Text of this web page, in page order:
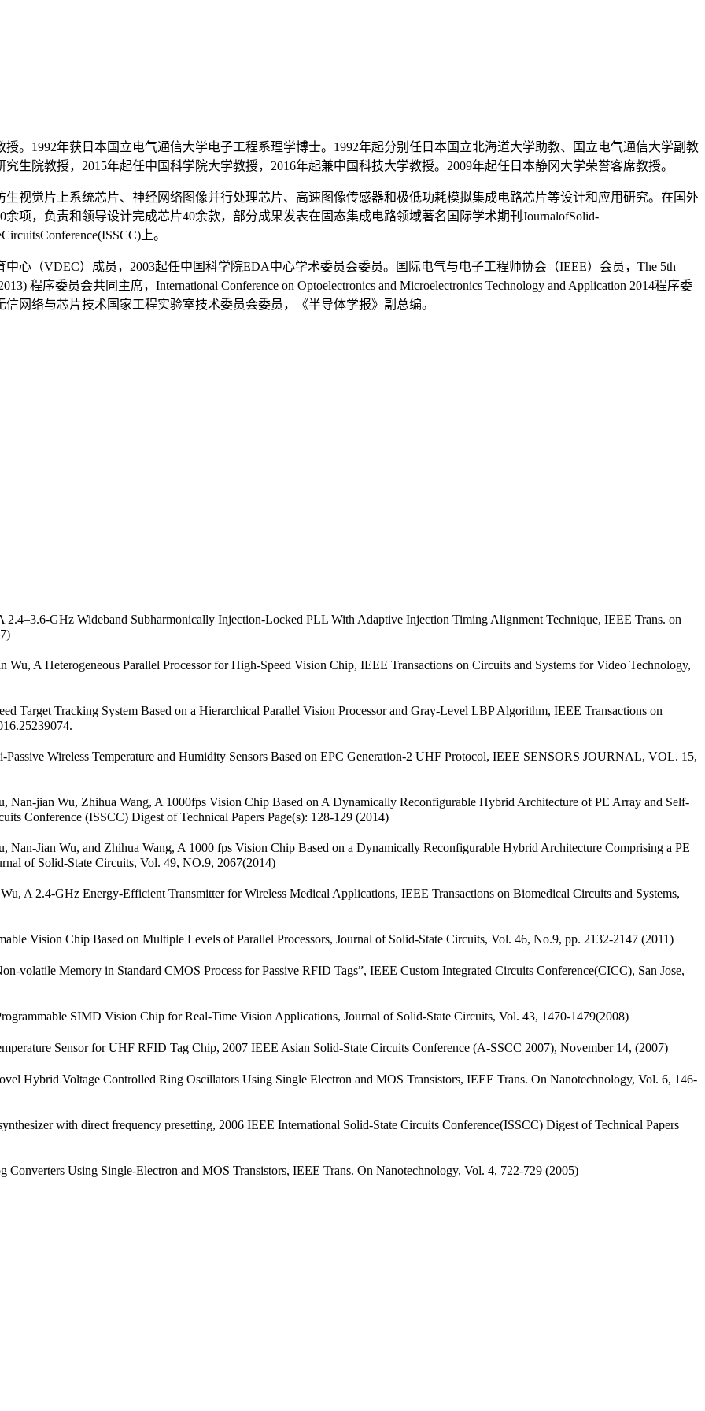
。1992年获日本国立电气通信大学电子工程系理学博士。1992年起分别任日本国立北海道大学助教、国立电气通信大学副教
生院教授，2015年起任中国科学院大学教授，2016年起兼中国科技大学教授。2009年起任日本静冈大学荣誉客席教授。
视觉片上系统芯片、神经网络图像并行处理芯片、高速图像传感器和极低功耗模拟集成电路芯片等设计和应用研究。在国外
项，负责和领导设计完成芯片40余款，部分成果发表在固态集成电路领域著名国际学术期刊JournalofSolid-
上。
心（VDEC）成员，2003起任中国科学院EDA中心学术委员会委员。国际电气与电子工程师协会（IEEE）会员，The 5th
程序委员会共同主席，International Conference on Optoelectronics and Microelectronics Technology and Application 2014程序委
网络与芯片技术国家工程实验室技术委员会委员，《半导体学报》副总编。
GHz Wideband Subharmonically Injection-Locked PLL With Adaptive Injection Timing Alignment Technique, IEEE Trans. on
A Heterogeneous Parallel Processor for High-Speed Vision Chip, IEEE Transactions on Circuits and Systems for Video Technology,
Target Tracking System Based on a Hierarchical Parallel Vision Processor and Gray-Level LBP Algorithm, IEEE Transactions on
Passive Wireless Temperature and Humidity Sensors Based on EPC Generation-2 UHF Protocol, IEEE SENSORS JOURNAL, VOL. 15,
jian Wu, Zhihua Wang, A 1000fps Vision Chip Based on A Dynamically Reconfigurable Hybrid Architecture of PE Array and Self-
Conference (ISSCC) Digest of Technical Papers Page(s): 128-129 (2014)
Jian Wu, and Zhihua Wang, A 1000 fps Vision Chip Based on a Dynamically Reconfigurable Hybrid Architecture Comprising a PE
of Solid-State Circuits, Vol. 49, NO.9, 2067(2014)
A 2.4-GHz Energy-Efficient Transmitter for Wireless Medical Applications, IEEE Transactions on Biomedical Circuits and Systems,
Vision Chip Based on Multiple Levels of Parallel Processors, Journal of Solid-State Circuits, Vol. 46, No.9, pp. 2132-2147 (2011)
volatile Memory in Standard CMOS Process for Passive RFID Tags”, IEEE Custom Integrated Circuits Conference(CICC), San Jose,
SIMD Vision Chip for Real-Time Vision Applications, Journal of Solid-State Circuits, Vol. 43, 1470-1479(2008)
Sensor for UHF RFID Tag Chip, 2007 IEEE Asian Solid-State Circuits Conference (A-SSCC 2007), November 14, (2007)
Hybrid Voltage Controlled Ring Oscillators Using Single Electron and MOS Transistors, IEEE Trans. On Nanotechnology, Vol. 6, 146-
with direct frequency presetting, 2006 IEEE International Solid-State Circuits Conference(ISSCC) Digest of Technical Papers
Using Single-Electron and MOS Transistors, IEEE Trans. On Nanotechnology, Vol. 4, 722-729 (2005)